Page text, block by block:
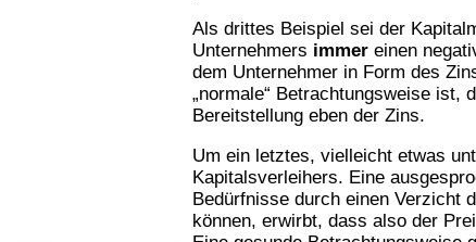
Als drittes Beispiel sei der
Unternehmers immer einen
dem Unternehmer in Form des
„normale“ Betrachtungsweise
Bereitstellung eben der Zins.
Um ein letztes, vielleicht etwas
Kapitalsverleihers. Eine
Bedürfnisse durch einen Verzicht
können, erwirbt, dass also der